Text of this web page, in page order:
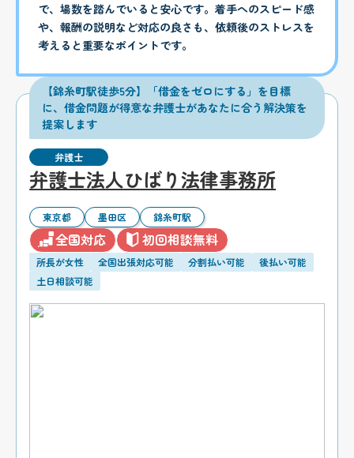
で、場数を踏んでいると安心です。着手へのスピード感
や、報酬の説明など対応の良さも、依頼後のストレスを
考えると重要なポイントです。
【錦糸町駅徒歩5分】「借金をゼロにする」を目標
に、借金問題が得意な弁護士があなたに合う解決策を
提案します
弁護士
弁護士法人ひばり法律事務所
東京都 墨田区 錦糸町駅
全国対応 初回相談無料
所長が女性 全国出張対応可能 分割払い可能
後払い可能
土日相談可能